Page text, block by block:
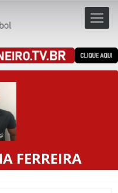
FERREIRA